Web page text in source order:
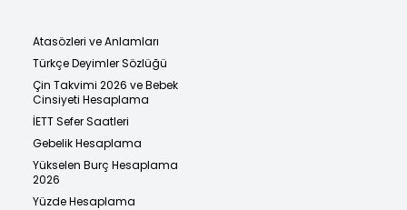
Atasözleri ve Anlamları
Türkçe Deyimler Sözlüğü
Çin Takvimi 2026 ve Bebek
Cinsiyeti Hesaplama
İETT Sefer Saatleri
Gebelik Hesaplama
Yükselen Burç Hesaplama
2026
Yüzde Hesaplama